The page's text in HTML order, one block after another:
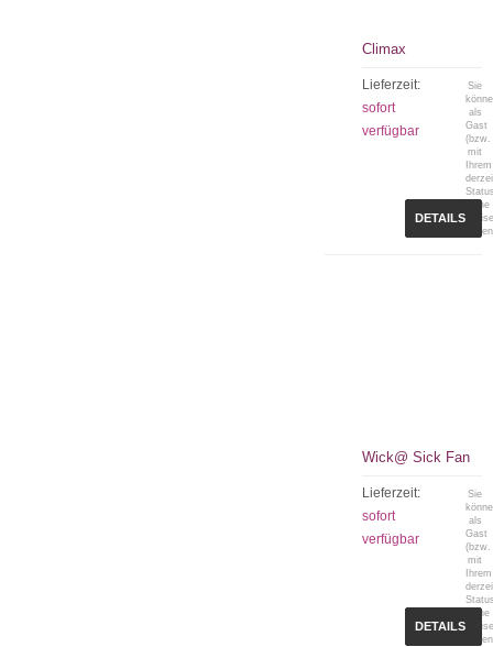
Climax
Lieferzeit:
sofort
verfügbar
Sie
als
Gast
(bzw.
mit
Ihrem
keine
DETAILS
Wick@ Sick Fan
Lieferzeit:
sofort
verfügbar
Sie
als
Gast
(bzw.
mit
Ihrem
keine
DETAILS